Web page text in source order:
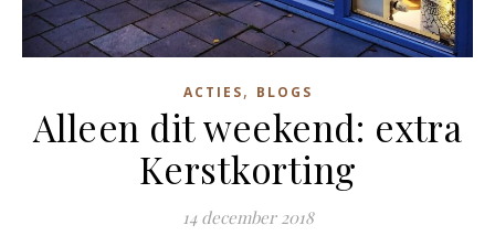
ACTIES, BLOGS
Alleen dit weekend: extra
Kerstkorting
14 december 2018